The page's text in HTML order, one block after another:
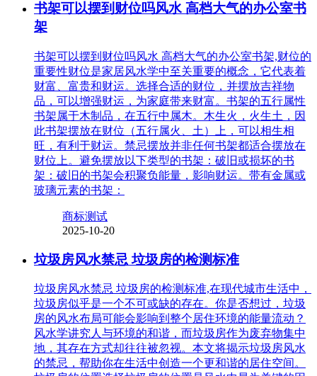
书架可以摆到财位吗风水 高档大气的办公室书
架
书架可以摆到财位吗风水 高档大气的办公室书架,财位的
重要性财位是家居风水学中至关重要的概念，它代表着
财富、富贵和财运。选择合适的财位，并摆放吉祥物
品，可以增强财运，为家庭带来财富。书架的五行属性
书架属于木制品，在五行中属木。木生火，火生土，因
此书架摆放在财位（五行属火、土）上，可以相生相
旺，有利于财运。禁忌摆放并非任何书架都适合摆放在
财位上。避免摆放以下类型的书架：破旧或损坏的书
架：破旧的书架会积聚负能量，影响财运。带有金属或
玻璃元素的书架：
商标测试
2025-10-20
垃圾房风水禁忌 垃圾房的检测标准
垃圾房风水禁忌 垃圾房的检测标准,在现代城市生活中，
垃圾房似乎是一个不可或缺的存在。你是否想过，垃圾
房的风水布局可能会影响到整个居住环境的能量流动？
风水学讲究人与环境的和谐，而垃圾房作为废弃物集中
地，其存在方式却往往被忽视。本文将揭示垃圾房风水
的禁忌，帮助你在生活中创造一个更和谐的居住空间。